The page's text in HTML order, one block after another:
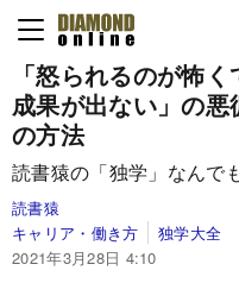
「怒られるのが怖
成果が出ない」の
の方法
読書猿の「独学」なんで
読書猿
キャリア・働き方
独学大全
2021年3月28日 4:10